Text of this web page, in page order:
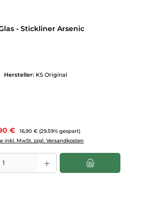
- Stickliner Arsenic
Hersteller: KS Original
€ Regulärer Preis:
16,90 € (29.59% gespart)
inkl. MwSt. zzgl. Versandkosten
den gewünschten Wert ein oder benutze die